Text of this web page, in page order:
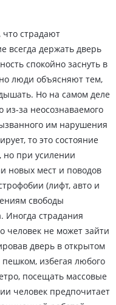
страдают
всегда держать дверь
спокойно заснуть в
люди объясняют тем,
Но на самом деле
из-за неосознаваемого
им нарушения
то это состояние
но при усилении
новых мест и поводов
(лифт, авто и
свободы
Иногда страдания
человек не может зайти
дверь в открытом
избегая любого
посещать массовые
человек предпочитает